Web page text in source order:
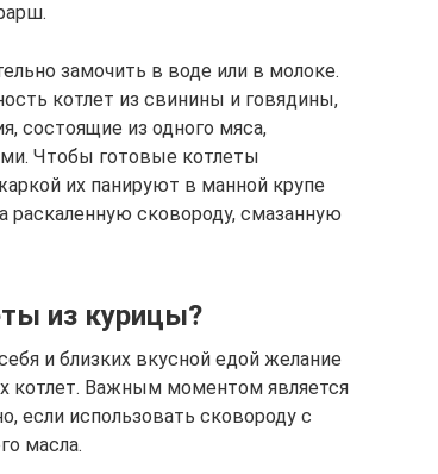
замочить в воде или в молоке.
котлет из свинины и говядины,
состоящие из одного мяса,
Чтобы готовые котлеты
их панируют в манной крупе
раскаленную сковороду, смазанную
из курицы?
и близких вкусной едой желание
котлет. Важным моментом является
если использовать сковороду с
масла.